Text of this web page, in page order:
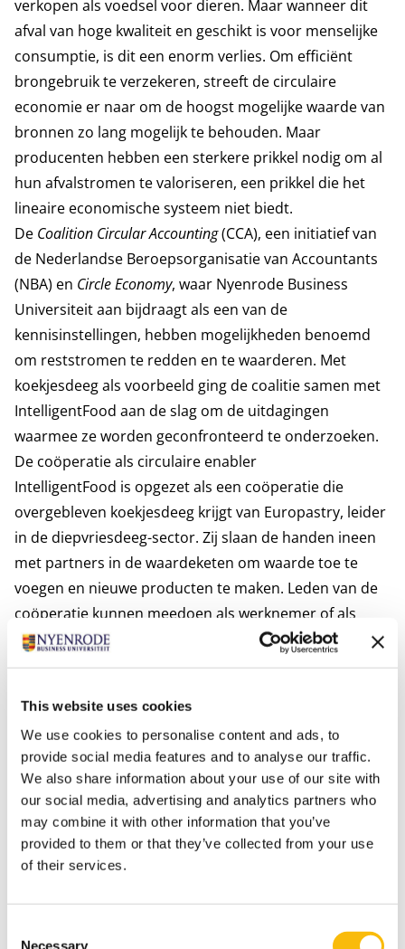
This website uses cookies
We use cookies to personalise content and ads, to
provide social media features and to analyse our traffic.
We also share information about your use of our site with
our social media, advertising and analytics partners who
may combine it with other information that you’ve
provided to them or that they’ve collected from your use
of their services.
Necessary
verkopen als voedsel voor dieren. Maar wanneer dit
afval van hoge kwaliteit en geschikt is voor menselijke
consumptie, is dit een enorm verlies. Om efficiënt
brongebruik te verzekeren, streeft de circulaire
economie er naar om de hoogst mogelijke waarde van
bronnen zo lang mogelijk te behouden. Maar
producenten hebben een sterkere prikkel nodig om al
hun afvalstromen te valoriseren, een prikkel die het
lineaire economische systeem niet biedt.
De Coalition Circular Accounting(CCA), een initiatief van
de Nederlandse Beroepsorganisatie van Accountants
(NBA) en Circle Economy, waar Nyenrode Business
Universiteit aan bijdraagt als een van de
kennisinstellingen, hebben mogelijkheden benoemd
om reststromen te redden en te waarderen. Met
koekjesdeeg als voorbeeld ging de coalitie samen met
IntelligentFood aan de slag om de uitdagingen
waarmee ze worden geconfronteerd te onderzoeken.
De coöperatie als circulaire enabler
IntelligentFood is opgezet als een coöperatie die
overgebleven koekjesdeeg krijgt van Europastry, leider
in de diepvriesdeeg-sector. Zij slaan de handen ineen
met partners in de waardeketen om waarde toe te
voegen en nieuwe producten te maken. Leden van de
coöperatie kunnen meedoen als werknemer of als
organisatie, contant of in natura en delen in de winst
aan de hand van een verdeelsleutel.
bestuursstructuur van IntelligentFood grote
aansporing biedt voor partners om samen te werken,
waarde te creëren en risico’s te delen. Als coöperatie
heeft IntelligentFood geen eigen productiefaciliteiten,
geen chefkoks in dienst en geen logistieke
mogelijkheden tot zijn beschikking. Hun belangrijkste
rol is om nieuwe voedselconcepten te ontwikkelen die
de inbreng van middelen tot de verkoop van het